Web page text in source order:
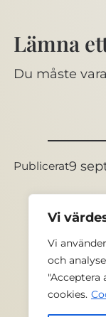
Vi
Vi
och
"Acceptera
cookies.
Lämna
Du måste vara
Publicerat9